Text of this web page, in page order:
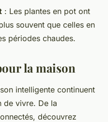
: Les plantes en pot ont
souvent que celles en
périodes chaudes.
la maison
intelligente continuent
de vivre. De la
découvrez